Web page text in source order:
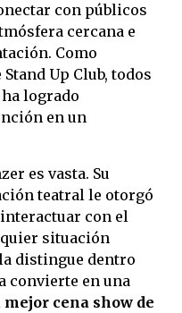
con públicos
cercana e
Como
Up Club, todos
logrado
en un
es vasta. Su
teatral le otorgó
con el
situación
distingue dentro
convierte en una
mejor cena show de